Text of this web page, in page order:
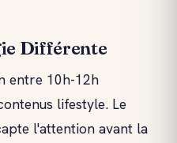
Différente
entre 10h-12h
lifestyle. Le
l'attention avant la